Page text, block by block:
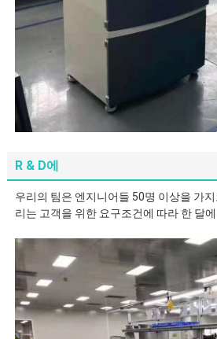
R & D에
우리의 팀은 엔지니어들 50명 이상을 가
리는 고객을 위한 요구조건에 따라 한 달